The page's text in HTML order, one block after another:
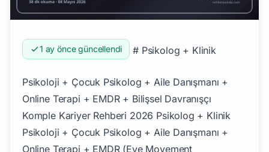
1 ay önce güncellendi # Psikolog + Klinik Psikoloji + Çocuk Psikolog + Aile Danışmanı + Online Terapi + EMDR + Bilişsel Davranışçı Komple Kariyer Rehberi 2026 Psikolog + Klinik Psikoloji + Çocuk Psikolog + Aile Danışmanı + Online Terapi + EMDR (Eye Movement Desensitization and Reprocessing) + Bilişsel Davranışçı Terapi (BDT) + Aile Terapisi + Çift Terapi + Travma Terapisi **2024 sonrası patlayan ruh sağlığı premium kariyer ağı**: **65.000+ aktif psikolog**, **35.000+ psikolojik danışman/okul danışmanı**, **12.000+ klinik psikolog**, **8.500+ aile danışmanı**, **4.500+ uzman psikiyatrist**, **28+ Psikoloji Lisans bölümü**. **TPD (Türk Psikologlar Derneği)** + **350+ özel psikoloji klinikleri** + **12+ premium online terapi platformu** (Hiwell 1M+ kullanıcı + Heyecan + Talkspace partner). **Pandemia sonrası ruh sağlığı patlaması** + **Z kuşağı dijital terapi** + **EMDR/BDT premium niş** ile sektör katlamlı büyüyor. Bu pillar, psikoloji + klinik + akademik + online terapi + premium yurt dışı geçişini uçtan uca rehberdir. ## Sektör Genel Tablosu (2026) | Boyut | Değer | |-------|-------| | Aktif psikolog Türkiye | 65.000+ | | Klinik psikolog | 12.000+ | | Psikolojik danışman/rehber | 35.000+ | | Aile danışmanı | 8.500+ | | Uzman psikiyatrist | 4.500+ | | Psikoloji Lisans bölümü | 28+ | | Yıllık psikoloji mezunu | 8.500+ | | Online terapi pazar | $50M+ | | Hiwell kullanıcı | 1M+ | | TPD üye | 5.000+ | | MEB rehber öğretmen yıllık atama | 4.500-7.000 | ## A. Psikoloji Lisansı (4 Yıl) ### Türkiye'de En İyi 28 Psikoloji Lisans #### Vakıf Üniversiteleri (Premium) | Sıra | Üniversite | 2026 Taban (Söz/Eşit Ağırlık) | |------|------------|-------------------------------| | 1 | Boğaziçi Üniversitesi | 500 | | 2 | Bilkent Üniversitesi | 495 | | 3 | Koç Üniversitesi | 490 | | 4 | Sabancı Üniversitesi | 488 | | 5 | ODTÜ | 495 (Eşit Ağırlık) | | 6 | Hacettepe Üniversitesi | 480 | | 7 | Marmara Üniversitesi | 478 | | 8 | Yeditepe Üniversitesi | 470 | | 9 | Bahçeşehir Üniversitesi | 465 | | 10 | Acıbadem Üniversitesi | 460 | | 11 | Üsküdar Üniversitesi | 455 | | 12 | İstanbul Bilim Üniversitesi | 448 | | 13 | Medipol Üniversitesi | 450 | | 14 | İstanbul Aydın | 442 | | 15 | Maltepe Üniversitesi | 438 | | 16 | Beykoz Üniversitesi | 435 | | 17-28 | Diğer programlar | 380-435 | ### Psikoloji Müfredatı (4 Yıl) **1. Yıl: Temel** - Genel Psikolojiye Giriş - Davranış Bilimine Giriş - İnsan Anatomisi + Fizyolojisi - Sosyoloji - Felsefe + Mantık - Akademik İngilizce **2. Yıl: Klasik Psikoloji** - Sosyal Psikoloji - Gelişim Psikolojisi (çocuk + ergen + yetişkin) - Bilişsel Psikoloji - Nörobiyoloji + Beyin - İstatistik + Araştırma Yöntemi **3. Yıl: Uzmanlaşma Temelleri** - Klinik Psikoloji Temel - Anormal Psikoloji + Psikopatoloji - Psikolojik Testler + Değerlendirme - Psikoterapi Temelleri (BDT + Psikodinamik) - Endüstri ve Örgüt Psikolojisi - Adli Psikoloji **4. Yıl: İhtisas + Tez** - Klinik Staj (240+ saat hastane/klinik) - Bitirme tezi - Mezuniyet sınavı - TPD üyelik hazırlık ## B. Klinik Psikoloji Yüksek Lisans (Tez Zorunlu) ### Klinik Psikolog Olma **4 yıl Lisans + 2 yıl MS:** - Klinik staj 600+ saat - Süpervizyon altında terapi - Bitirme tezi - TPD onaylı klinik psikolog unvanı ### Türkiye'de Önde Gelen Klinik Psikoloji MS 1. **Boğaziçi Üniversitesi Klinik Psikoloji MS** 2. **Bilkent Klinik Psikoloji** 3. **Koç Üniversitesi Klinik MS** 4. **Sabancı Klinik MS** 5. **ODTÜ Klinik Psikoloji** 6. **Hacettepe Klinik MS** 7. **Marmara Klinik** 8. **Yeditepe Klinik** **Yıllık 250-450 klinik psikolog mezunu** ### Klinik Psikolog Maaş | Tip | Aylık Net | |-----|-----------| | Yeni klinik psikolog | 95.000-150.000 TL | | Tecrübeli (5 yıl) | 150.000-280.000 TL | | Senior Klinik | 280.000-650.000 TL | | Yıldız Klinik (Etiler + Maslak + Bağdat Cad + Akmerkez) | 500.000-3.000.000 TL/ay | | Premium uluslararası klinik | 1M-5M TL/ay | ## C. 9 Psikoloji Uzmanlık Alanı ### 1. Klinik Psikoloji (Genel) **Görev:** - Bireysel terapi - Anksiyete + depresyon - OKB + travma - Kişilik bozuklukları **Yıldız klinik psikologlar:** - Doç. Dr. Murat Paker (Boğaziçi mezunu) - Prof. Dr. Sahika Yüksel - Prof. Dr. Niyazi Uygur ### 2. Çocuk ve Ergen Psikolojisi **Görev:** - 0-12 yaş çocuk + 13-18 yaş ergen - Otizm + ADHD + disleksi - Aile entegre terapi - MEB + özel okul + klinik **Maaş:** 200-650K TL/ay (premium uzman) ### 3. Aile ve Çift Terapisi **Görev:** - Boşanma + ilişki krizi - Aile sistemleri terapi (Bowen + Yapısalcı) - EFT (Emotion Focused Therapy) **Türk Aile Terapisi Derneği (TAİD)** sertifika programları **Maaş:** 130-380K TL/ay ### 4. Travma ve TSSB (Travma Sonrası Stres Bozukluğu) **Premium niş:** - 2023 Kahramanmaraş depremi sonrası ciddi talep - Mülteci + savaş travması - Çocukluk travması yetişkinlikte **EMDR + Sema Terapisi premium yöntem** ### 5. Bilişsel Davranışçı Terapi (BDT) **Aaron Beck (1960'lar) tarafından kurulan en kanıt-temelli terapi:** - Anksiyete + depresyon altın standart - BABCP (UK) + APA (ABD) sertifikalı - 12-20 seans kısa vade ### 6. EMDR (Eye Movement Desensitization and Reprocessing) **Francine Shapiro tarafından geliştirilen (1987):** - Travma için özellikle etkili - 8 fazlı protokol - EMDR Institute akredite **Türkiye'de EMDR sertifikalı:** ~600 (artıyor) ### 7. Sema Terapisi (Schema Therapy) **Jeffrey Young tarafından (1990):** - Kişilik bozukluğu + uzun vade terapi - Şema modu çalışması - ISST (International Society of Schema Therapy) sertifikalı ### 8. Hipnoterapi **Klinik hipnoz:** - ASCH (American Society of Clinical Hypnosis) sertifika - Türk Klinik Hipnoz Derneği ### 9. Endüstri ve Örgüt Psikolojisi **Görev:** - HR + İK + performans + liderlik + coaching - Akbank + Garanti + Türk Telekom premium İK psikolog **Maaş:** 200-550K TL/ay ### Diğer Premium Niches - **Adli Psikoloji** — ATK + kriminal profilleme + mahkeme - **Nöropsikoloji** — beyin hasarı + demans - **Spor Psikolojisi** — sporcular + takım dinamiği - **Sağlık Psikolojisi** — kronik hastalık + onkoloji destek ## D. Çocuk Psikolog (Premium Niş) ### Çocuk Psikolog Pazarı **Türkiye'de yıldız ihtiyaç:** - 0-12 yaş çocuk (büyüyen + dijital ekran kuşağı) - Otizm spektrumu - ADHD + dikkat eksikliği - Disleksi + öğrenme güçlüğü - Ergenlik krizi ### Çocuk Psikolog Eğitim - **Psikoloji lisans + Çocuk ve Ergen Psikolojisi MS** - **MEB Rehber Öğretmenliği** (KPSS + ÖABT atama) - **Klinik staj (250+ saat çocuk vakası)** ### Maaş - MEB rehber öğretmen: 35-55K TL/ay - Özel okul rehber öğretmen: 65-130K TL/ay - Klinik çocuk psikolog: 200-650K TL/ay - Premium yıldız (Etiler + Bahçeşehir): 500K-2M+ TL/ay ## E. Online Terapi Platformları (Patlayan Pazar) ### Türkiye'nin Önde Gelen Online Terapi Platformları #### 1. Hiwell **Kuruldu:** 2020 **Kullanıcı:** 1.000.000+ **Terapist:** 1.500+ **Yıllık ciro:** $15M+ **Lider Türk online terapi** #### 2. Heyecan **Premium niş** **Kullanıcı:** 350.000+ #### 3. Bipdoc **Hekim-psikolog karışık** #### 4. Mindyou **Genç + Z kuşağı odaklı** #### 5. Empatika **Aile danışmanlığı odaklı** #### 6. TerapiTürk **Klasik psikoloji** #### 7. EvdeTerapi + AltınDoktor + Klinik Online **Diğer aktif platformlar** #### 8. Talkspace Türkiye Partner **ABD merkezli, Türkiye partner** #### 9. BetterHelp Uluslararası **Türk asıllı terapistler dahil** #### 10. Calm Türkiye **Mindfulness + meditasyon** ### Online Terapi Saat Ücretleri - Standart: 1.500-3.000 TL/saat - Premium: 3.000-8.000 TL/saat - Yıldız uzman (15+ yıl deneyim): 8.000-25.000 TL/saat - Online platform komisyon: %15-30 - Yıllık aktif terapi: 12-50 vaka ### Online Terapist Yıllık Gelir - Yarı zamanlı: 200K-600K TL - Tam zamanlı: 1M-3M TL - Yıldız (Hiwell + premium): 5M-30M TL/yıl ## F. AGS + MEB Rehber Öğretmen ### MEB Rehber Öğretmen Atama > ⚠️ **2026 Önemli Değişiklik:** 2026'dan itibaren öğretmen (rehber öğretmen dahil) atama sınavı KPSS'den ayrılıp **AGS (MEB Akademi Giriş Sınavı)** kapsamına alınmıştır. Adaylar artık KPSS Eğitim Bilimleri/ÖABT yerine **AGS**'ye girer; atama, **MEB-AGS puan türleri (P1/P2/P3)** ile yapılır. **Şartlar:** - Psikoloji veya Psikolojik Danışmanlık ve Rehberlik (PDR) lisans - AGS (MEB Akademi Giriş Sınavı) — 2026'dan itibaren KPSS Eğitim Bilimleri + ÖABT yerine; atama MEB-AGS puan türleri (P1/P2/P3) ile - Pedagojik formasyon **Yıllık atama:** 4.500-7.000 **Maaş:** - Yeni atama: 35-50K TL/ay - 5 yıl: 50-65K TL/ay - 15 yıl+: 65-78K TL/ay ### Özel Okul Rehber Öğretmen **Premium pozisyon:** - IB Cambridge okullarda 80-180K TL/ay ## G. Türk Psikologlar Derneği (TPD) ### TPD Yapısı **Kuruldu:** 1976 **Üye:** 5.000+ **Görev:** - Mesleki etik - Klinik psikolog akreditasyon - Yıllık kongre + akademik faaliyet ### TÜRKPSİKOLOG Online Platform **TPD destekli:** - Doğrulanmış psikolog listesi - Etik şikayet - Mesleki gelişim ## H. Yurt Dışı Psikolog Geçişi ### UK — BPS (British Psychological Society) **Süreç:** 1. **GBC (Graduate Basis for Chartered Membership)** — lisans denkliği 2. **Doctoral Degree in Clinical Psychology** (3 yıl) 3. **HCPC (Health and Care Professions Council)** kayıt 4. **BPS Chartered Psychologist** **Maaş bandı UK:** - NHS Band 7 Clinical Psychologist: £43.000-£55.000/yıl - Senior Clinical: £55.000-£75.000/yıl - Consultant: £85.000-£120.000/yıl - Private practice: £100.000-£300.000/yıl ### ABD — APA (American Psychological Association) **Süreç:** 1. **PhD in Clinical Psychology** (5-7 yıl, çok zor) 2. **Internship** (1 yıl) 3. **Postdoctoral fellowship** (1-2 yıl) 4. **State Licensing Exam (EPPP)** 5. **Continuing Education** zorunlu **Maaş bandı ABD:** - Licensed Clinical Psychologist: $80K-$120K - Senior: $120K-$200K - Private practice owner: $150K-$400K - Forensic + medical premium: $200K-$500K+ ### Almanya — Approbation Psychotherapeut **Süreç:** 1. **Anerkennung** Türk diploma denkliği 2. **Psikoloji MS** (yeterli değilse psikoterapi eğitimi) 3. **Almanca C1+ + Fachsprachprüfung** 4. **Approbation Psychologischer Psychotherapeut** **Maaş Almanya:** €60.000-€140.000/yı